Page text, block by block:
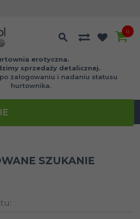
erotyczna.
sprzedaży detalicznej.
zalogowaniu i nadaniu statusu
hurtownika.
0
SZUKANIE